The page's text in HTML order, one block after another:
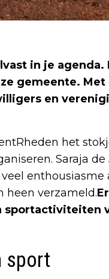
in je
gemeente.
en
het
Saraja
enthousiasme
heen verzameld.
sportactiviteiten
sport